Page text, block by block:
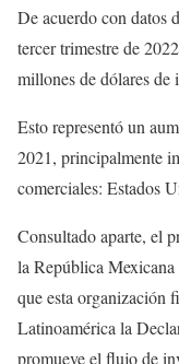
De acuerdo con datos
tercer trimestre de
millones de dólares de
Esto representó un
2021, principalmente
comerciales: Estados
Consultado aparte, el
la República
que esta organización
Latinoamérica la
promueve el flujo de